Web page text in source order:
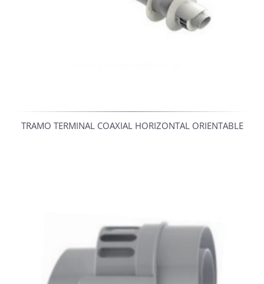
TRAMO TERMINAL COAXIAL HORIZONTAL ORIENTABLE